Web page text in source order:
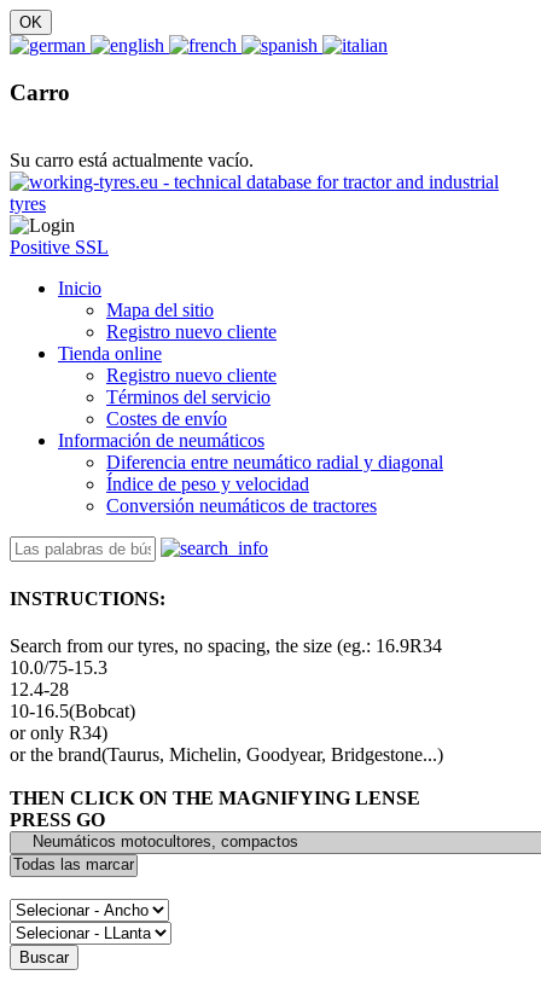
Carro
Su carro está actualmente vacío.
Positive SSL
Inicio
Mapa del sitio
Registro nuevo cliente
Tienda online
Registro nuevo cliente
Términos del servicio
Costes de envío
Información de neumáticos
Diferencia entre neumático radial y diagonal
Índice de peso y velocidad
Conversión neumáticos de tractores
INSTRUCTIONS:
Search from our tyres, no spacing, the size (eg.: 16.9R34
10.0/75-15.3
12.4-28
10-16.5(Bobcat)
or only R34)
or the brand(Taurus, Michelin, Goodyear, Bridgestone...)
THEN CLICK ON THE MAGNIFYING LENSE
PRESS GO